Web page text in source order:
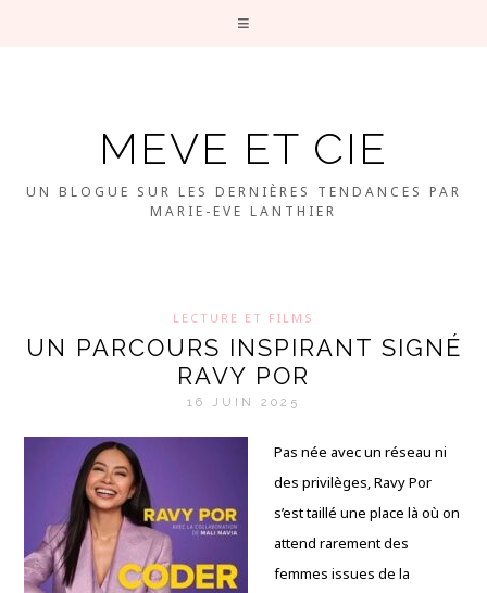
MEVE ET CIE
UN BLOGUE SUR LES DERNIÈRES TENDANCES PAR
MARIE-EVE LANTHIER
LECTURE ET FILMS
UN PARCOURS INSPIRANT SIGNÉ
RAVY POR
16 JUIN 2025
Pas née avec un réseau ni
des privilèges, Ravy Por
s’est taillé une place là où on
attend rarement des
femmes issues de la